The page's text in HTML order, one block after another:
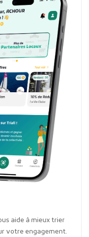
aide à mieux trier
votre engagement.